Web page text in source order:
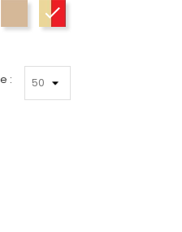
Grau-Blau
Beige-Schwarz
: